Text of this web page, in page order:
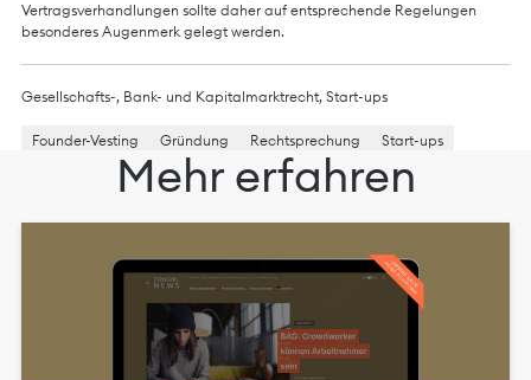
Vertragsverhandlungen sollte daher auf entsprechende Regelungen
besonderes Augenmerk gelegt werden.
Gesellschafts-, Bank- und Kapitalmarktrecht, Start-ups
Founder-Vesting Gründung Rechtsprechung Start-ups
Mehr erfahren